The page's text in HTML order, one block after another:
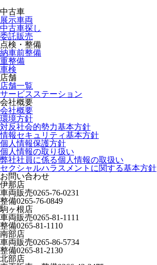
中古車
展示車両
中古車探し
委託販売
点検・整備
納車前整備
重整備
車検
店舗
店舗一覧
サービスステーション
会社概要
会社概要
環境方針
対反社会的勢力基本方針
情報セキュリティ基本方針
個人情報保護方針
個人情報の取り扱い
弊社社員に係る個人情報の取扱い
セクシャルハラスメントに関する基本方針
お問い合わせ
伊那店
車両販売0265-76-0231
整備0265-76-0849
駒ヶ根店
車両販売0265-81-1111
整備0265-81-1110
南部店
車両販売0265-86-5734
整備0265-81-2130
北部店